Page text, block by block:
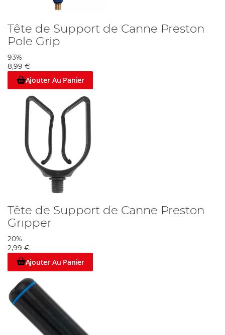
Tête de Support de Canne Preston
Pole Grip
93%
8,99 €
Ajouter Au Panier
Tête de Support de Canne Preston
Gripper
20%
2,99 €
Ajouter Au Panier